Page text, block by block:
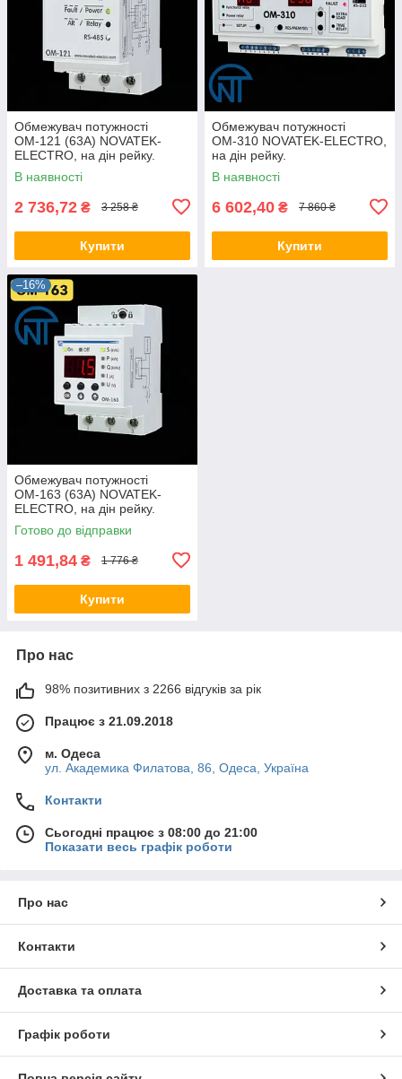
Обмежувач потужності
ОМ-121 (63А) NOVATEK-
ELECTRO, на дін рейку.
В наявності
2 736,72 ₴ 3 258 ₴
Купити
Обмежувач потужності
ОМ-310 NOVATEK-ELECTRO,
на дін рейку.
В наявності
6 602,40 ₴ 7 860 ₴
Купити
–16%
Обмежувач потужності
ОМ-163 (63А) NOVATEK-
ELECTRO, на дін рейку.
Готово до відправки
1 491,84 ₴ 1 776 ₴
Купити
Про нас
98% позитивних з 2266 відгуків за рік
Працює з 21.09.2018
м. Одеса
ул. Академика Филатова, 86, Одеса, Україна
Контакти
Сьогодні працює з 08:00 до 21:00
Показати весь графік роботи
Про нас
Контакти
Доставка та оплата
Графік роботи